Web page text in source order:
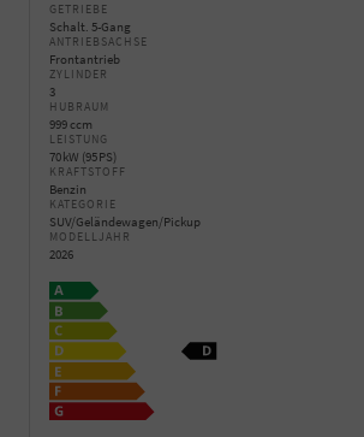
GETRIEBE
Schalt. 5-Gang
ANTRIEBSACHSE
Frontantrieb
ZYLINDER
3
HUBRAUM
999 ccm
LEISTUNG
70 kW (95 PS)
KRAFTSTOFF
Benzin
KATEGORIE
SUV/Geländewagen/Pickup
MODELLJAHR
2026